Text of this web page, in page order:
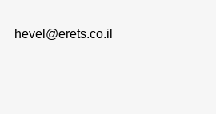
hevel@erets.co.il